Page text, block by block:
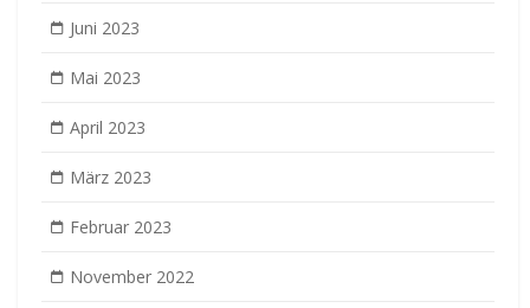
Juni 2023
Mai 2023
April 2023
März 2023
Februar 2023
November 2022